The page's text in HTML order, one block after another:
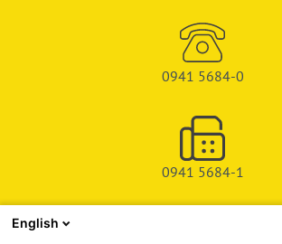
0941 5684-0
0941 5684-1
SHOP
English